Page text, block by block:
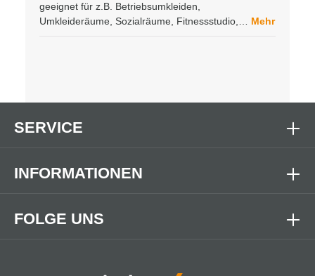
geeignet für z.B. Betriebsumkleiden,
Umkleideräume, Sozialräume, Fitnessstudio,… Mehr
FOLGE UNS
SERVICE
INFORMATIONEN